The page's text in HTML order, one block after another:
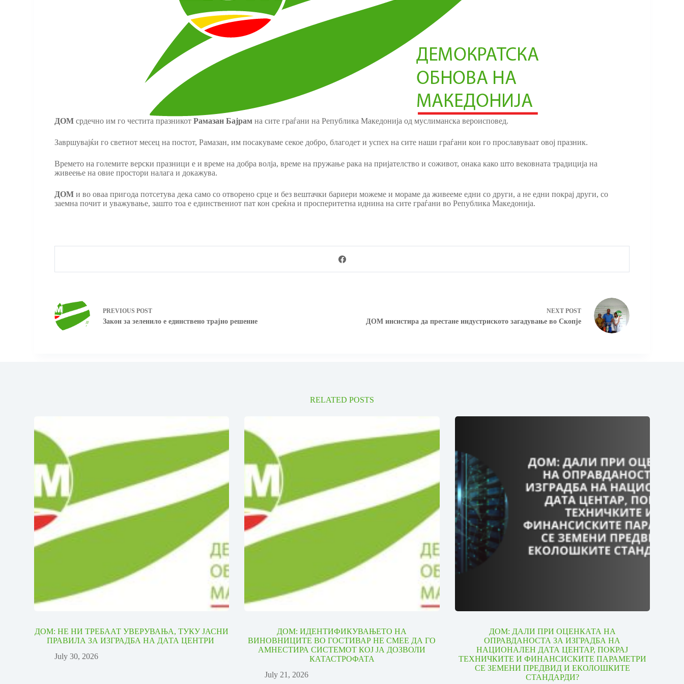
ДОМсрдечно им го честита празникотРамазан Бајрам на сите граѓани на Република Македонија од муслиманска вероисповед.
Завршувајќи го светиот месец на постот, Рамазан, им посакуваме секое добро, благодет и успех на сите наши граѓани кои го прославуваат овој празник.
Времето на големите верски празници е и време на добра волја, време на пружање рака на пријателство и соживот, онака како што вековната традиција на
живеење на овие простори налага и докажува.
ДОМ и во оваа пригода потсетува дека само со отворено срце и без вештачки бариери можеме и мораме да живееме едни со други, а не едни покрај други, со
заемна почит и уважување, зашто тоа е единствениот пат кон среќна и просперитетна иднина на сите граѓани во Република Македонија.
PREVIOUSPOST
Закон за зеленило е единствено трајно решение
NEXT POST
ДОМ инсистира да престане индустриското загадување во Скопје
RELATED POSTS
ДОМ: НЕ НИ ТРЕБААТ УВЕРУВАЊА, ТУКУ ЈАСНИ
ПРАВИЛА ЗА ИЗГРАДБА НА ДАТА ЦЕНТРИ
July 30, 2026
ДОМ: ИДЕНТИФИКУВАЊЕТО НА
ВИНОВНИЦИТЕ ВО ГОСТИВАР НЕ СМЕЕ ДА ГО
АМНЕСТИРА СИСТЕМОТ КОЈ ЈА ДОЗВОЛИ
КАТАСТРОФАТА
July 21, 2026
ДОМ: ДАЛИ ПРИ ОЦЕНКАТА НА
ОПРАВДАНОСТА ЗА ИЗГРАДБА НА
НАЦИОНАЛЕН ДАТА ЦЕНТАР, ПОКРАЈ
ТЕХНИЧКИТЕ И ФИНАНСИСКИТЕ ПАРАМЕТРИ
СЕ ЗЕМЕНИ ПРЕДВИД И ЕКОЛОШКИТЕ
СТАНДАРДИ?